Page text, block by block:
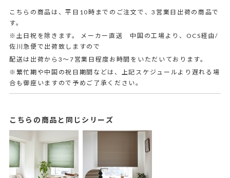
こちらの商品は、平日10時までのご注文で、3営業日出荷の商品で
す。
※土日祝を除きます。 メーカー直送 中国の工場より、OCS経由/
佐川急便で出荷致しますので
配送は出荷から3～7営業日程度お時間をいただいております。
※繁忙期や中国の祝日期間などは、上記スケジュールより遅れる場
合も御座いますので予めご了承ください。
こちらの商品と同じシリーズ